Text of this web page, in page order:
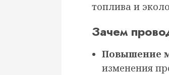
топлива и
Зачем
Повышение
изменения